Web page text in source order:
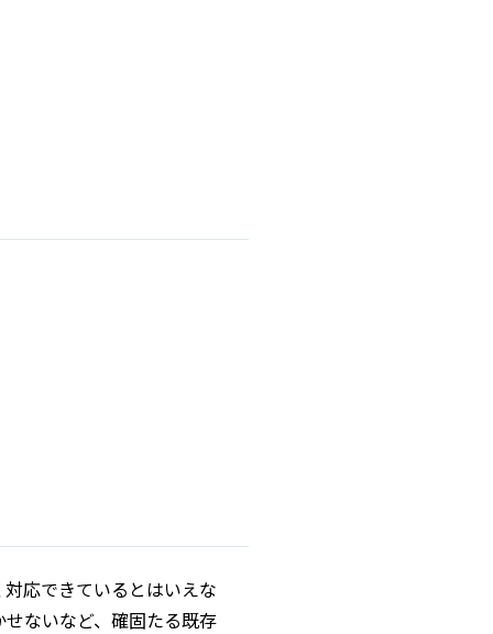
応できているとはいえな
ないなど、確固たる既存